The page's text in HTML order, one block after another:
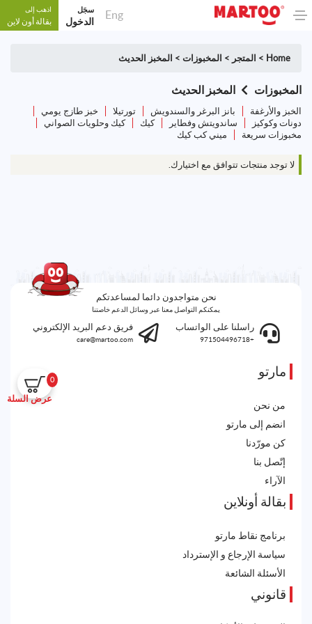
Eng سجَل
الدخول
اذهب إلى
بقالة أون لاين
0
عرض السلة
Home
> المتجر > المخبوزات > المخبز الحديث
المخبوزات المخبز الحديث
الخبز والأرغفة بانز البرغر والسندويش تورتيلا
خبز طازج يومي
دونات وكوكيز
ساندويتش وفطاير كيك
كيك وحلويات الصواني
مخبوزات سريعة
ميني كب كيك
لا توجد منتجات تتوافق مع اختيارك.
نحن متواجدون دائما لمساعدتكم
يمكنكم التواصل معنا عبر وسائل الدعم خاصتنا
راسلنا على الواتساب
+971504496718
فريق دعم البريد الإلكتروني
care@martoo.com
مارتو
من نحن
انضم إلى مارتو
كن مورّدنا
إتّصل بنا
الآراء
بقالة أونلاين
برنامج نقاط مارتو
سياسة الإرجاع و الإسترداد
الأسئلة الشائعة
قانوني